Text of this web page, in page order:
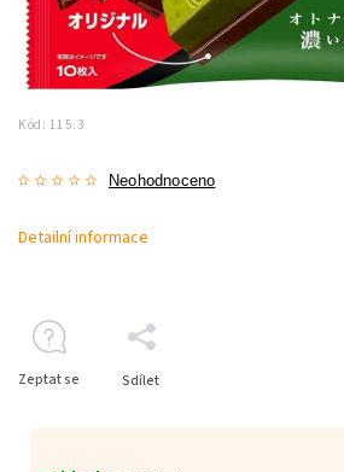
Kód: 115.3
Neohodnoceno
Detailní informace
Zeptat se Sdílet